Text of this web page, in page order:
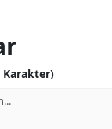
Karakter)